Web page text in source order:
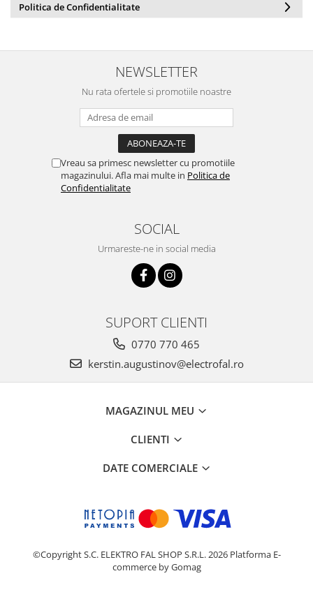
Politica de Confidentialitate
NEWSLETTER
Nu rata ofertele si promotiile noastre
Vreau sa primesc newsletter cu promotiile
magazinului. Afla mai multe in Politica de
Confidentialitate
SOCIAL
Urmareste-ne in social media
SUPORT CLIENTI
0770 770 465
kerstin.augustinov@electrofal.ro
MAGAZINUL MEU
CLIENTI
DATE COMERCIALE
©Copyright S.C. ELEKTRO FAL SHOP S.R.L. 2026 Platforma E-
commerce by Gomag